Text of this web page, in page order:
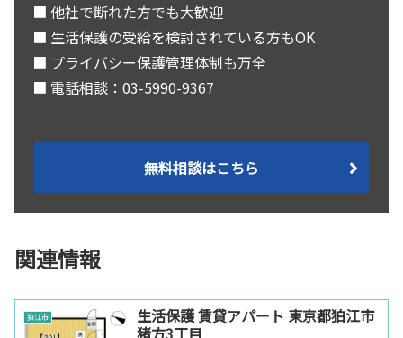
■ 他社で断れた方でも大歓迎
■ 生活保護の受給を検討されている方もOK
■ プライバシー保護管理体制も万全
■ 電話相談：03-5990-9367
無料相談はこちら
関連情報
狛江市
生活保護 賃貸アパート 東京都狛江市
猪方3丁目